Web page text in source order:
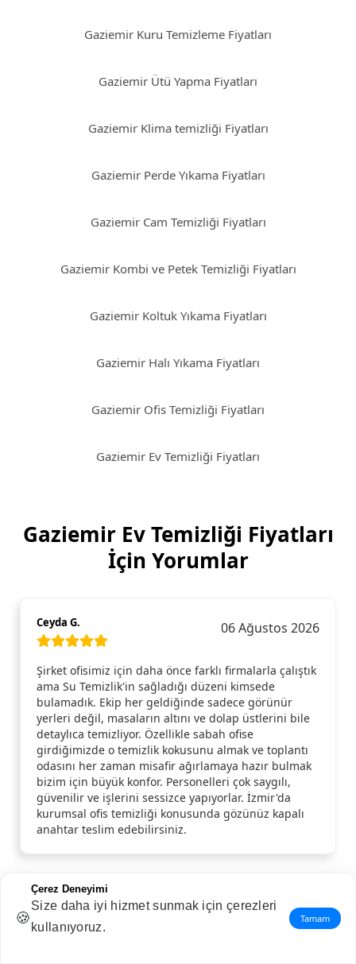
Gaziemir Kuru Temizleme Fiyatları
Gaziemir Ütü Yapma Fiyatları
Gaziemir Klima temizliği Fiyatları
Gaziemir Perde Yıkama Fiyatları
Gaziemir Cam Temizliği Fiyatları
Gaziemir Kombi ve Petek Temizliği Fiyatları
Gaziemir Koltuk Yıkama Fiyatları
Gaziemir Halı Yıkama Fiyatları
Gaziemir Ofis Temizliği Fiyatları
Gaziemir Ev Temizliği Fiyatları
Gaziemir Ev Temizliği Fiyatları
İçin Yorumlar
Ceyda G. 06 Ağustos 2026
Şirket ofisimiz için daha önce farklı firmalarla çalıştık
ama Su Temizlik'in sağladığı düzeni kimsede
bulamadık. Ekip her geldiğinde sadece görünür
yerleri değil, masaların altını ve dolap üstlerini bile
detaylıca temizliyor. Özellikle sabah ofise
girdiğimizde o temizlik kokusunu almak ve toplantı
odasını her zaman misafir ağırlamaya hazır bulmak
bizim için büyük konfor. Personelleri çok saygılı,
güvenilir ve işlerini sessizce yapıyorlar. İzmir'da
kurumsal ofis temizliği konusunda gözünüz kapalı
anahtar teslim edebilirsiniz.
Meryem A. 05 Ağustos 2026
🍪
Çerez Deneyimi
Size daha iyi hizmet sunmak için çerezleri
kullanıyoruz.
Tamam